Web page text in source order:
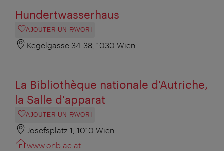
Hundertwasserhaus
AJOUTER UN FAVORI
Kegelgasse 34-38, 1030 Wien
La Bibliothèque nationale d'Autriche,
la Salle d'apparat
AJOUTER UN FAVORI
Josefsplatz 1, 1010 Wien
www.onb.ac.at